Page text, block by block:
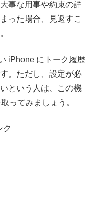
事な用事や約束の詳
った場合、見返すこ
iPhone にトーク履歴
。ただし、設定が必
という人は、この機
ってみましょう。
ク